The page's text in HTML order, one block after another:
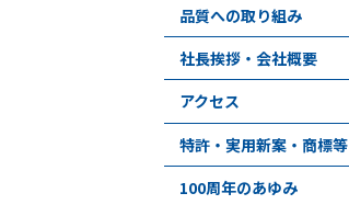
品質への取り組み
社長挨拶・会社概要
アクセス
特許・実用新案・商標等
100周年のあゆみ